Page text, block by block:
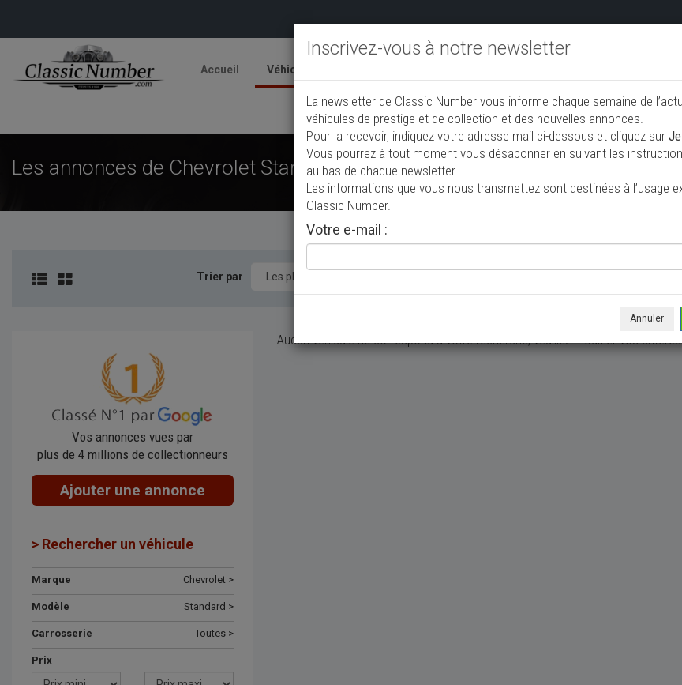
Accueil Véhicules
Ajouter une annonce
Les annonces de Chevrolet Standard de collection à vendre
Trier par
Vos annonces vues par
plus de 4 millions de collectionneurs
Ajouter une annonce
> Rechercher un véhicule
Marque Chevrolet >
Modèle Standard >
Carrosserie Toutes >
Prix
Aucun véhicule ne correspond à votre recherche, veuillez modifier vos
Inscrivez-vous à notre newsletter
La newsletter de Classic Number vous informe chaque semaine de
véhicules de prestige et de collection et des nouvelles annonces.
Pour la recevoir, indiquez votre adresse mail ci-dessous et cliquez sur
Vous pourrez à tout moment vous désabonner en suivant les
au bas de chaque newsletter.
Les informations que vous nous transmettez sont destinées à l’usage
Classic Number.
Votre e-mail :
Annuler